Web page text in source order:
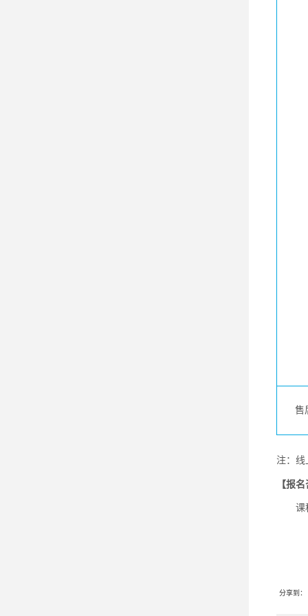
售
注：线
【报
课程
分享到：